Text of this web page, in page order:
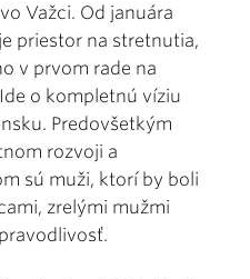
Važci. Od januára
priestor na stretnutia,
v prvom rade na
o kompletnú víziu
Predovšetkým
rozvoji a
sú muži, ktorí by boli
zrelými mužmi